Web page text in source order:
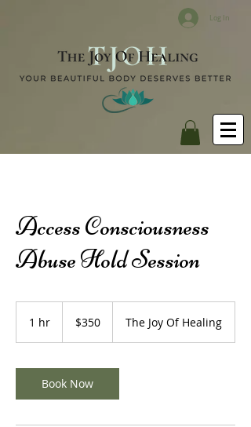
Log In
Access Consciousness
Abuse Hold Session
1 hr
dollars$350 The Joy Of Healing
Book Now